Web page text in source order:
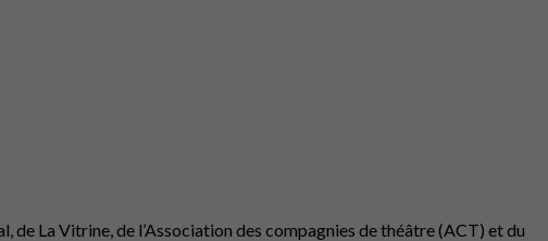
La Vitrine, de l’Association des compagnies de théâtre (ACT) et du